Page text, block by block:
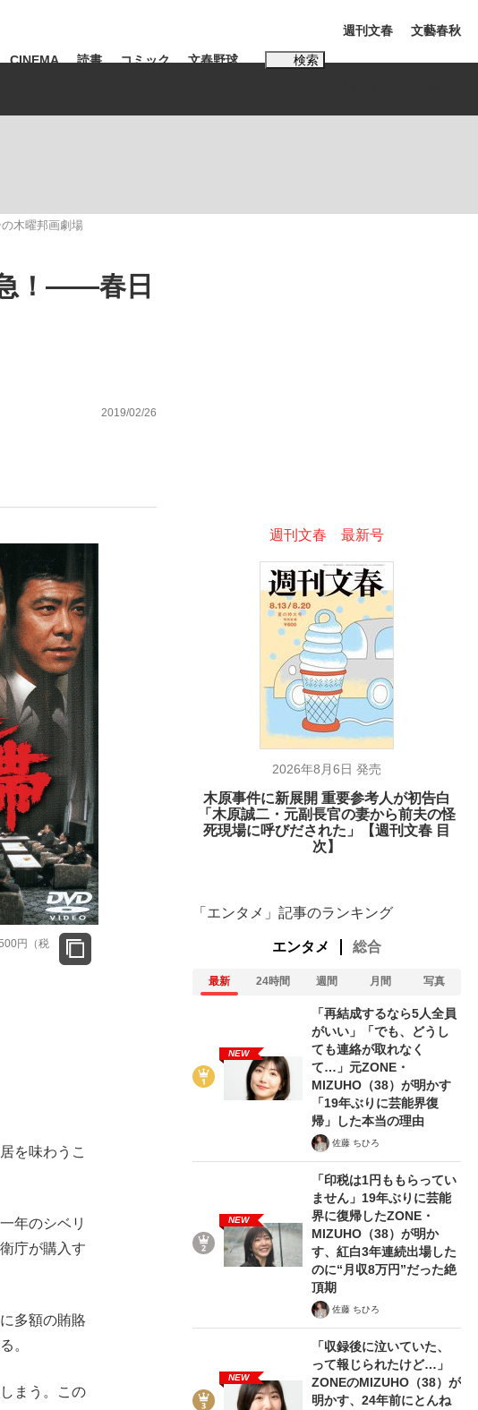
切聞かれなかった」侍ジャパン選手が証言した“NPB聞...
CINEMA 読書 コミック 文春野球 検索
#内田有紀
#松田聖子
週刊文春 文藝春秋
木曜邦画劇場
！――春日
2019/02/26
円（税
を味わうこ
年のシベリ
庁が購入す
多額の賄賂
。
まう。この
週刊文春 最新号
2026年8月6日 発売
木原事件に新展開 重要参考人が初告白
「木原誠二・元副長官の妻から前夫の怪
死現場に呼びだされた」【週刊文春 目
次】
「エンタメ」記事のランキング
エンタメ 総合
最新 24時間 週間 月間 写真
NEW
「再結成するなら5人全員
がいい」「でも、どうし
ても連絡が取れなく
て…」元ZONE・
MIZUHO（38）が明かす
「19年ぶりに芸能界復
帰」した本当の理由
佐藤 ちひろ
NEW
「印税は1円ももらってい
ません」19年ぶりに芸能
界に復帰したZONE・
MIZUHO（38）が明か
す、紅白3年連続出場した
のに“月収8万円”だった絶
頂期
佐藤 ちひろ
NEW
「収録後に泣いていた、
って報じられたけど…」
ZONEのMIZUHO（38）が
明かす、24年前にとんね